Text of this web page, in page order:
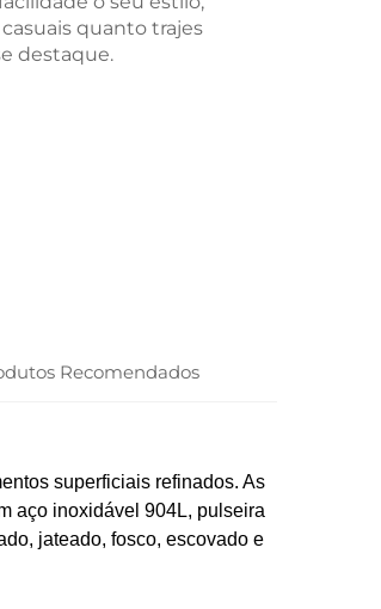
quanto trajes
destaque.
Recomendados
superficiais refinados. As
aço inoxidável 904L, pulseira
jateado, fosco, escovado e